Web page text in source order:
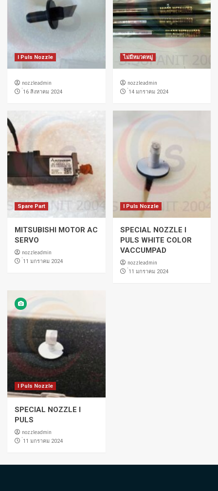
I Puls Nozzle
nozzleadmin
่16 สิงหาคม 2024
ไม่มีหมวดหมู่
nozzleadmin
่14 มกราคม 2024
Spare Part
MITSUBISHI MOTOR AC
SERVO
nozzleadmin
่11 มกราคม 2024
I Puls Nozzle
SPECIAL NOZZLE I
PULS WHITE COLOR
VACCUMPAD
nozzleadmin
่11 มกราคม 2024
I Puls Nozzle
SPECIAL NOZZLE I
PULS
nozzleadmin
่11 มกราคม 2024